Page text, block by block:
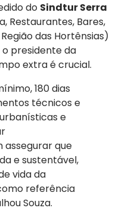
do Sindtur Serra
Restaurantes, Bares,
das Hortênsias)
o presidente da
extra é crucial.
180 dias
técnicos e
e
assegurar que
e sustentável,
vida da
referência
Souza.